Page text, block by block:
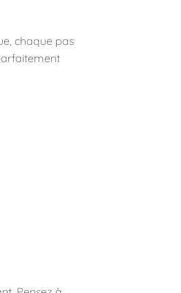
chaque pas